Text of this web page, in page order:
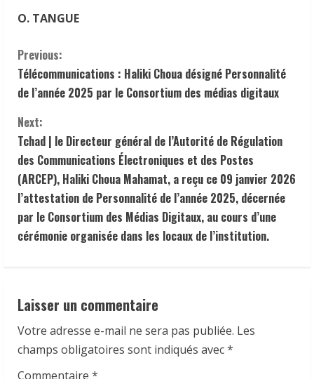
O. TANGUE
C
o
n
t
i
n
u
R
e
a
Previous:
Télécommunications : Haliki Choua désigné Personnalité
de l’année 2025 par le Consortium des médias digitaux
Next:
Tchad | le Directeur général de l’Autorité de Régulation
des Communications Électroniques et des Postes
(ARCEP), Haliki Choua Mahamat, a reçu ce 09 janvier 2026
l’attestation de Personnalité de l’année 2025, décernée
par le Consortium des Médias Digitaux, au cours d’une
cérémonie organisée dans les locaux de l’institution.
Laisser un commentaire
Votre adresse e-mail ne sera pas publiée. Les
champs obligatoires sont indiqués avec*
Commentaire *